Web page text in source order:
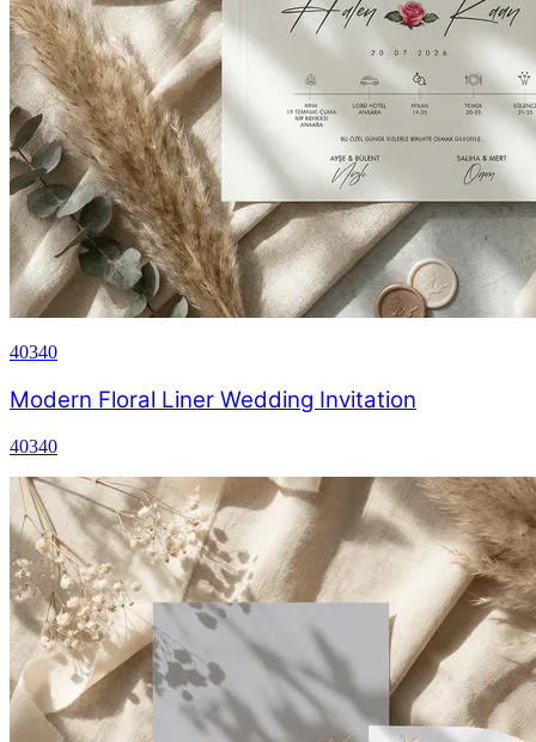
40340
Modern Floral Liner Wedding Invitation
40340